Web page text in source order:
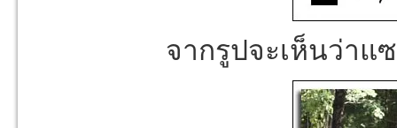
จากรูปจะเห็นว่าแ